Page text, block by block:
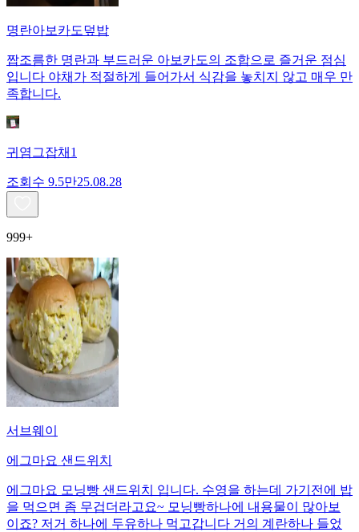
명란아보카도덮밥
짭조름한 명란과 부드러운 아보카도의 조합으로 즐거운 점심
입니다 야채가 적절하게 들어가서 식감을 놓치지 않고 매우 만
족합니다.
귀염그잡채1
조회수 9.5만25.08.28
999+
서브웨이
에그마요 샌드위치
에그마요 모닝빵 샌드위치 입니다. 수영을 하는데 가기전에 밥
을 먹으면 좀 무겁더라고요~ 모닝빵하나에 내용물이 많아보
이죠? 저거 하나에 두유하나 먹고갑니다 거의 계란하나 들었